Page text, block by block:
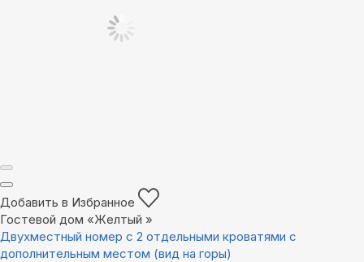
Добавить в Избранное
Гостевой дом «Желтый »
Двухместный номер с 2 отдельными кроватями с
дополнительным местом (вид на горы)